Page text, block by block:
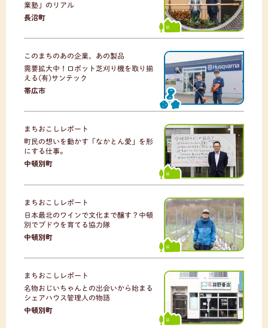
業塾」のリアル
長沼町
このまちのあの企業、あの製品
需要拡大中！ロボット芝刈り機を取り揃
える(有)サンテック
帯広市
まちおこしレポート
町民の想いを動かす「なかとん愛」を形
にする仕事。
中頓別町
まちおこしレポート
日本最北のワインで文化まで醸す？中頓
別でブドウを育てる協力隊
中頓別町
まちおこしレポート
名物おじいちゃんとの出会いから始まる
シェアハウス管理人の物語
中頓別町